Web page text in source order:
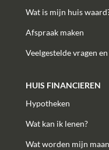
Wat is mijn huis
Afspraak maken
Veelgestelde vragen
HUIS FINANCIEREN
Hypotheken
Wat kan ik lenen?
Wat worden mijn